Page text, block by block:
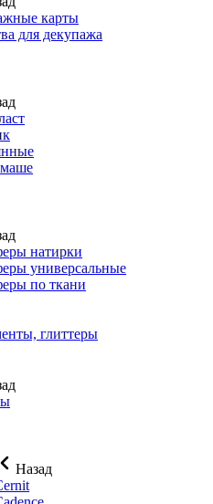
карты
для декупажа
натирки
универсальные
по ткани
глиттеры
Назад